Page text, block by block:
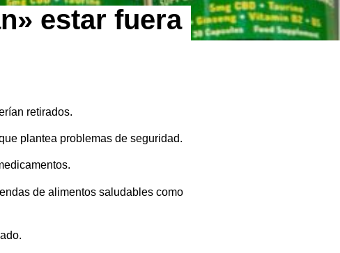
estar fuera
retirados.
plantea problemas de seguridad.
de alimentos saludables como